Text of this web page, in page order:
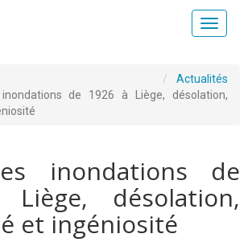
Toggle
Actualités
de 1926 à Liège, désolation,
inondations de
désolation,
et ingéniosité